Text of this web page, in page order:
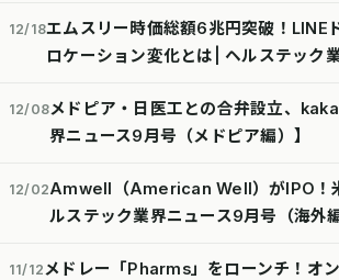
12/18エムスリー時価総額6兆円突破！LINE
ロケーション変化とは| ヘルステック
12/08メドピア・日医工との合弁設立、
界ニュース9月号（メドピア編）】
12/02Amwell（American Well）がIPO！
ルステック業界ニュース9月号（海外編
11/12メドレー「Pharms」をローンチ！オ